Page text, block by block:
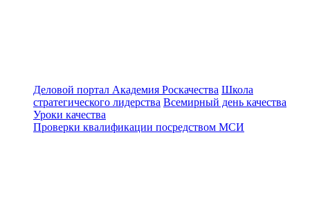
Деловой портал Академия Роскачества Школа
стратегического лидерства Всемирный день качества
Уроки качества
Проверки квалификации посредством МСИ